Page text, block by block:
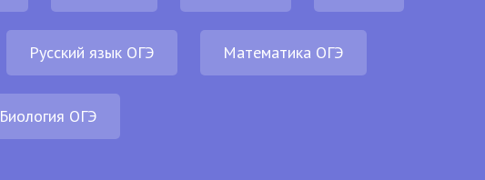
Русский язык ОГЭ Математика ОГЭ
Биология ОГЭ